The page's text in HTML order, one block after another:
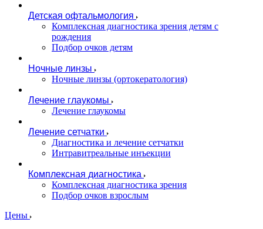
Детская офтальмология
Комплексная диагностика зрения детям c
рождения
Подбор очков детям
Ночные линзы
Ночные линзы (ортокератология)
Лечение глаукомы
Лечение глаукомы
Лечение сетчатки
Диагностика и лечение сетчатки
Интравитреальные инъекции
Комплексная диагностика
Комплексная диагностика зрения
Подбор очков взрослым
Цены